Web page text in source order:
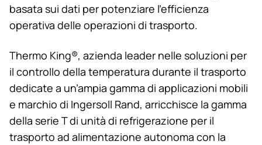
basata sui dati per potenziare l’efficienza
operativa delle operazioni di trasporto.
Thermo King®, azienda leader nelle soluzioni per
il controllo della temperatura durante il trasporto
dedicate a un’ampia gamma di applicazioni mobili
e marchio di Ingersoll Rand, arricchisce la gamma
della serie T di unità di refrigerazione per il
trasporto ad alimentazione autonoma con la